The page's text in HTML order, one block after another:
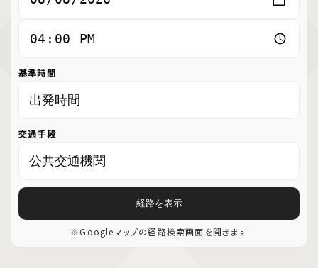
基準時間
交通手段
経路を表示
※Googleマップの経路検索画面を開きます